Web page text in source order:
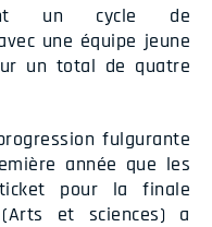
un cycle de
une équipe jeune
un total de quatre
fulgurante
année que les
pour la finale
et sciences) a